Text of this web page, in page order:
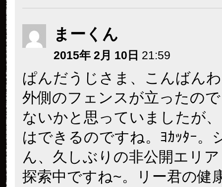
まーくん
2015年 2月 10日 21:59
ぱんだうじさま、こんばん
外側のフェンスが立ったの
ないかと思っていましたが
はできるのですね。ﾖｶｯﾀｰ。
ん、久しぶりの非公開エリ
探索中ですね~。リー君の健